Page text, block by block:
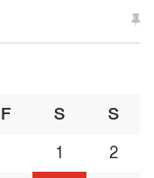
F S S
1
2